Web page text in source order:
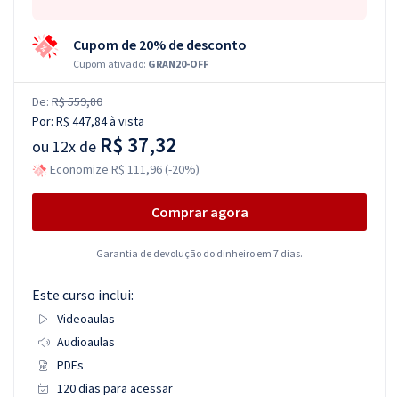
Cupom de 20% de desconto
Cupom ativado: GRAN20-OFF
De: R$ 559,80
Por: R$ 447,84à vista
ou 12x de R$ 37,32
Economize R$ 111,96 (-20%)
Comprar agora
Garantia de devolução do dinheiro em 7 dias.
Este curso inclui:
Videoaulas
Audioaulas
PDFs
120 dias para acessar